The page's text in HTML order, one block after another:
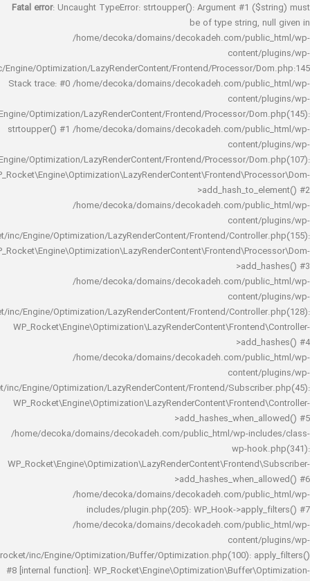
Fatal error : Uncaught TypeError: strtoupper(): Argument #1
be of type string,
/home/decoka/domains/decokadeh.com/
rocket/inc/Engine/Optimization/LazyRenderContent/Frontend/Processor/
Stack trace: #0 /home/decoka/domains/decokadeh.com/
rocket/inc/Engine/Optimization/LazyRenderContent/Frontend/Processor/
strtoupper() #1 /home/decoka/domains/decokadeh.com/
rocket/inc/Engine/Optimization/LazyRenderContent/Frontend/Processor/
/home/decoka/domains/decokadeh.com/
rocket/inc/Engine/Optimization/LazyRenderContent/Frontend/
/home/decoka/domains/decokadeh.com/
rocket/inc/Engine/Optimization/LazyRenderContent/Frontend/
/home/decoka/domains/decokadeh.com/
rocket/inc/Engine/Optimization/LazyRenderContent/Frontend/
/home/decoka/domains/decokadeh.com/public_html/wp-
wp-
/home/decoka/domains/decokadeh.com/
includes/plugin.php(205): WP_Hook-
/home/decoka/domains/decokadeh.com/
rocket/inc/Engine/Optimization/Buffer/Optimization.php(100):
#8 [internal function]: